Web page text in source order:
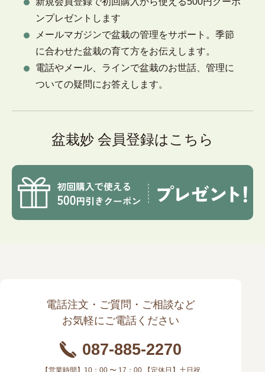
ンプレゼントします
メールマガジンで盆栽の管理をサポート。季節
に合わせた盆栽の育て方をお伝えします。
電話やメール、ラインで盆栽のお世話、管理に
ついての疑問にお答えします。
盆栽妙 会員登録はこちら
電話注文・ご質問・ご相談など
お気軽にご電話ください
087-885-2270